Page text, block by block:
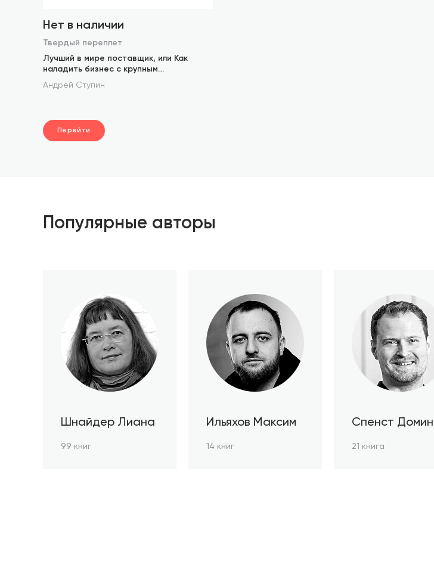
Нет в наличии
Твердый переплет
Лучший в мире поставщик, или Как
наладить бизнес с крупным
международным партнером
Андрей Ступин
Перейти
Популярные авторы
Шнайдер Лиана
99 книг
Ильяхов Максим
14 книг
Спенст
21 книга